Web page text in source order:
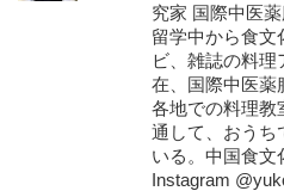
究家 国際中医
留学中から食文
ビ、雑誌の料理
在、国際中医薬
各地での料理教
通して、おうち
いる。中国食
Instagram